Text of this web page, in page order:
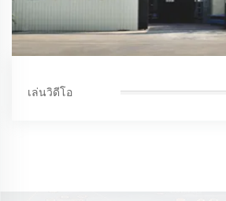
เล่นวิดีโอ